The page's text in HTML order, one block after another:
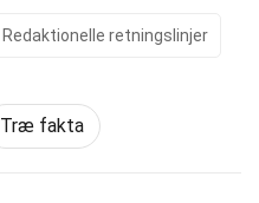
Redaktionelle retningslinjer
Træ fakta